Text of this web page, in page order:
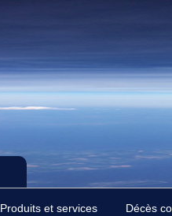
Produits et services Décès